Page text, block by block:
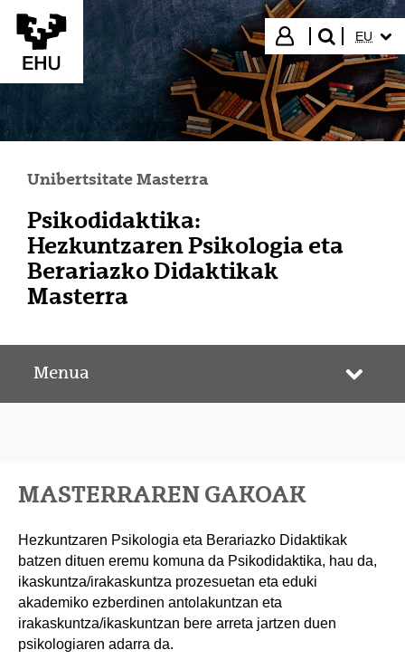
Eduki nagusira joan
Hasi saioa
bilatu"
EU
Unibertsitate Masterra
Psikodidaktika:
Hezkuntzaren Psikologia eta
Berariazko Didaktikak
Masterra
Menua
MASTERRAREN GAKOAK
Hezkuntzaren Psikologia eta Berariazko Didaktikak
batzen dituen eremu komuna da Psikodidaktika, hau da,
ikaskuntza/irakaskuntza prozesuetan eta eduki
akademiko ezberdinen antolakuntzan eta
irakaskuntza/ikaskuntzan bere arreta jartzen duen
psikologiaren adarra da.